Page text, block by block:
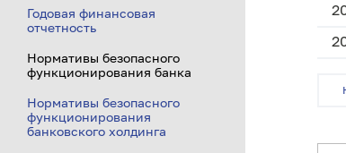
Годовая финансовая
отчетность
Нормативы безопасного
функционирования банка
Нормативы безопасного
функционирования
банковского холдинга